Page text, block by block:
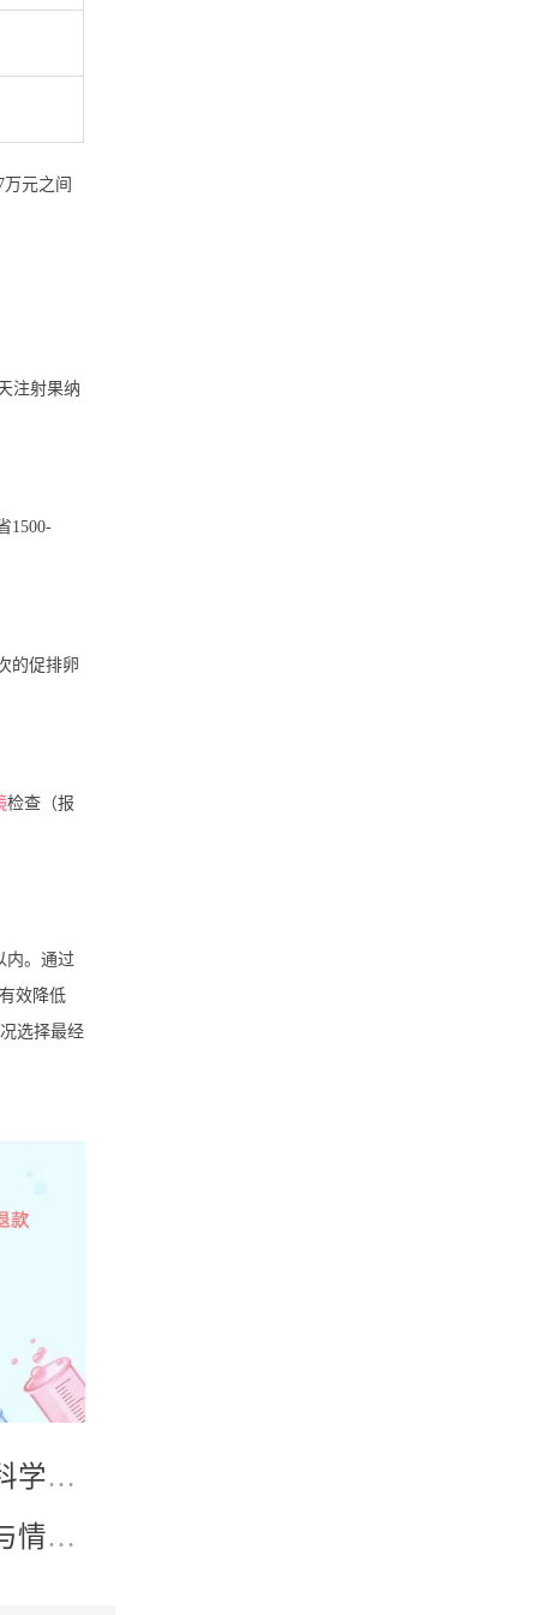
元之间
注射果纳
1500-
的促排卵
检查（报
内。通过
效降低
选择最经
学剂
情绪